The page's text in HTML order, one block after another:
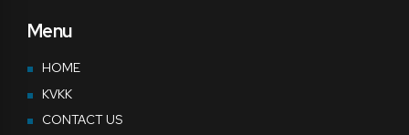
Menu
HOME
KVKK
CONTACT US